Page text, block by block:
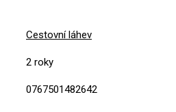
Cestovní láhev
2 roky
0767501482642